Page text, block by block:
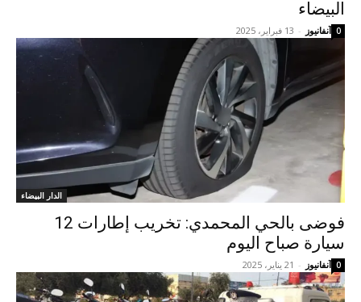
البيضاء
آنفانيوز - 13 فبراير، 2025 0
الدار البيضاء
فوضى بالحي المحمدي: تخريب إطارات 12
سيارة صباح اليوم
آنفانيوز - 21 يناير، 2025 0